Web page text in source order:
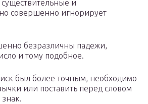
и
совершенно игнорирует
безразличны падежи,
и тому подобное.
был более точным, необходимо
или поставить перед словом